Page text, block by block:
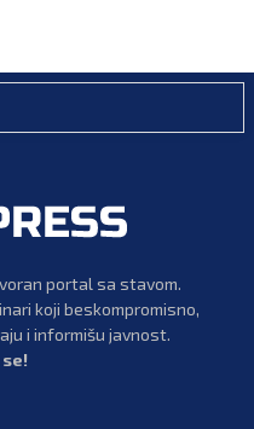
portal sa stavom.
koji beskompromisno,
i informišu javnost.
se!